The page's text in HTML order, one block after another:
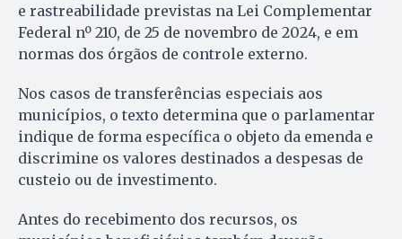
e rastreabilidade previstas na Lei Complementar
Federal nº 210, de 25 de novembro de 2024, e em
normas dos órgãos de controle externo.
Nos casos de transferências especiais aos
municípios, o texto determina que o parlamentar
indique de forma específica o objeto da emenda e
discrimine os valores destinados a despesas de
custeio ou de investimento.
Antes do recebimento dos recursos, os